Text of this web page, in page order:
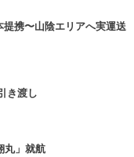
携〜山陰エリアへ実運送
き渡し
丸」就航